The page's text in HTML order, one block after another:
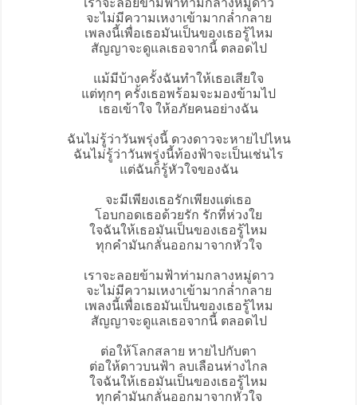
เราจะลอยข้ามฟ้าท่ามกลางหมู่ดาว
จะไม่มีความเหงาเข้ามากล่ำกลาย
เพลงนี้เพื่อเธอมันเป็นของเธอรู้ไหม
สัญญาจะดูแลเธอจากนี้ ตลอดไป
แม้มีบ้างครั้งฉันทำให้เธอเสียใจ
แต่ทุกๆ ครั้งเธอพร้อมจะมองข้ามไป
เธอเข้าใจ ให้อภัยคนอย่างฉัน
ฉันไม่รู้ว่าวันพรุ่งนี้ ดวงดาวจะหายไปไหน
ฉันไม่รู้ว่าวันพรุ่งนี้ท้องฟ้าจะเป็นเช่นไร
แต่ฉันก็รู้หัวใจของฉัน
จะมีเพียงเธอรักเพียงแต่เธอ
โอบกอดเธอด้วยรัก รักที่ห่วงใย
ใจฉันให้เธอมันเป็นของเธอรู้ไหม
ทุกคำมันกลั่นออกมาจากหัวใจ
เราจะลอยข้ามฟ้าท่ามกลางหมู่ดาว
จะไม่มีความเหงาเข้ามากล่ำกลาย
เพลงนี้เพื่อเธอมันเป็นของเธอรู้ไหม
สัญญาจะดูแลเธอจากนี้ ตลอดไป
ต่อให้โลกสลาย หายไปกับตา
ต่อให้ดาวบนฟ้า ลบเลือนห่างไกล
ใจฉันให้เธอมันเป็นของเธอรู้ไหม
ทุกคำมันกลั่นออกมาจากหัวใจ